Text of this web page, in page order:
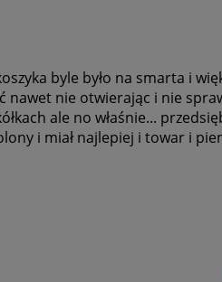
byle było na smarta i
nawet nie otwierając i nie
ale no właśnie...
i miał najlepiej i towar i